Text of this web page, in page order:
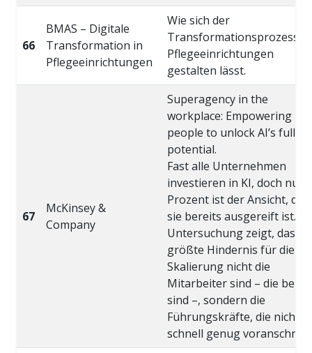
66
BMAS – Digitale
Transformation in
Pflegeeinrichtungen
Wie sich der
Transformationsprozess in
Pflegeeinrichtungen
gestalten lässt.
67
McKinsey &
Company
Superagency in the
workplace: Empowering
people to unlock AI’s full
potential.
Fast alle Unternehmen
investieren in KI, doch nur 1
Prozent ist der Ansicht,
sie bereits ausgereift ist.
Untersuchung zeigt, dass
größte Hindernis für die
Skalierung nicht die
Mitarbeiter sind – die bereit
sind –, sondern die
Führungskräfte, die nicht
schnell genug